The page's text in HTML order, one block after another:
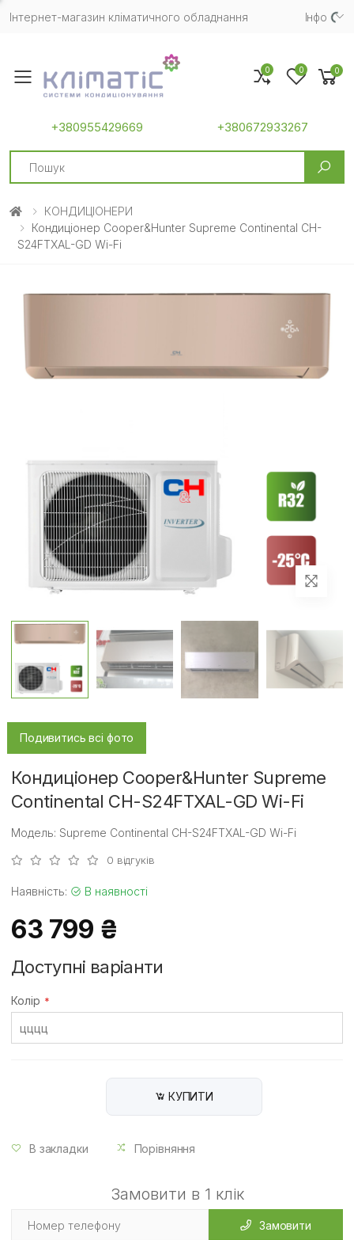
Інтернет-магазин кліматичного обладнання Iнфо
Toggle mobile menu
+380955429669 +380672933267
Search
0 0 0
КОНДИЦІОНЕРИ
Кондиціонер Cooper&Hunter Supreme Continental CH-
S24FTXAL-GD Wi-Fi
Подивитись всі фото
Кондиціонер Cooper&Hunter Supreme
Continental CH-S24FTXAL-GD Wi-Fi
Модель: Supreme Continental CH-S24FTXAL-GD Wi-Fi
0 відгуків
Наявність: В наявності
63 799 ₴
Доступні варіанти
Колір
КУПИТИ
В закладки Порівняння
Замовити в 1 клік
Замовити